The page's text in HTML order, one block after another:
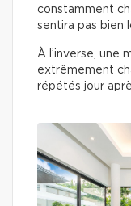
constamment
sentira pas bien
À l’inverse, une
extrêmement
répétés jour